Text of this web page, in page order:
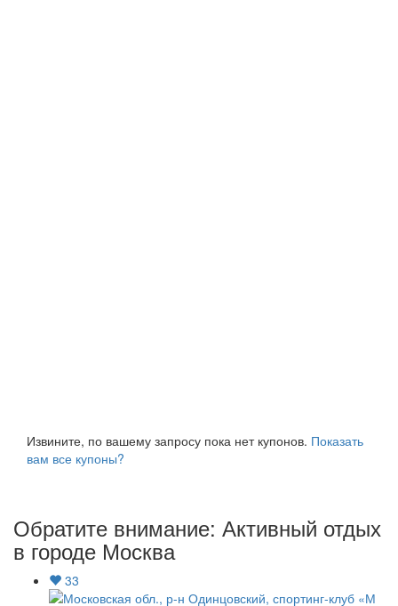
Извините, по вашему запросу пока нет купонов. Показать
вам все купоны?
Обратите внимание: Активный отдых
в городе Москва
33